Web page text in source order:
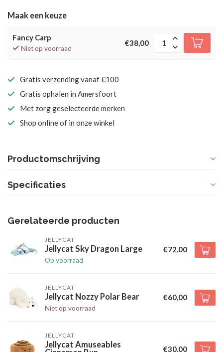
Maak een keuze
Fancy Carp
Niet op voorraad
€38,00
Gratis verzending vanaf €100
Gratis ophalen in Amersfoort
Met zorg geselecteerde merken
Shop online of in onze winkel
Productomschrijving
Specificaties
Gerelateerde producten
JELLYCAT
Jellycat Sky Dragon Large
Op voorraad
€72,00
JELLYCAT
Jellycat Nozzy Polar Bear
Niet op voorraad
€60,00
JELLYCAT
Jellycat Amuseables
€30,00